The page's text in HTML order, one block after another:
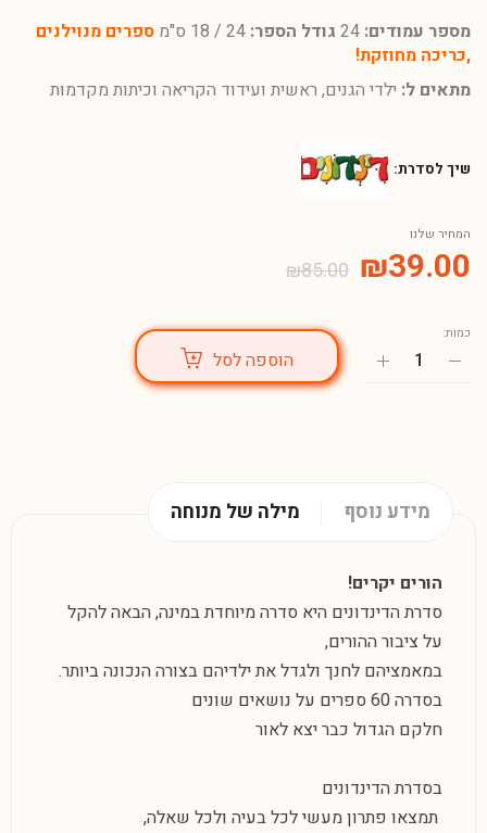
מספר עמודים: גודל הספר:
ספרים מנוילנים
,כריכה מחוזקת!
מתאים ל: ילדי הגנים, ראשית ועידוד הקריאה וכיתות מקדמות
שיך לסדרת:
המחיר שלנו
₪85.00 ₪39.00
כמות:
הוספה לסל
מילה של מנוחה מידע נוסף
הורים יקרים!
סדרת הדינדונים היא סדרה מיוחדת במינה, הבאה להקל
על ציבור ההורים,
במאמציהם לחנך ולגדל את ילדיהם בצורה הנכונה ביותר.
בסדרה 60 ספרים על נושאים שונים
חלקם הגדול כבר יצא לאור
בסדרת הדינדונים
תמצאו פתרון מעשי לכל בעיה ולכל שאלה,